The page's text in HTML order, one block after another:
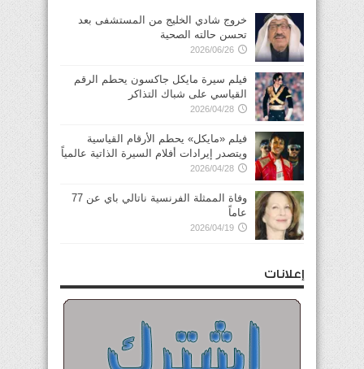
خروج شادي الخليج من المستشفى بعد
تحسن حالته الصحية
2026/06/26
فيلم سيرة مايكل جاكسون يحطم الرقم
القياسي على شباك التذاكر
2026/04/28
فيلم «مايكل» يحطم الأرقام القياسية
ويتصدر إيرادات أفلام السيرة الذاتية عالمياً
2026/04/28
وفاة الممثلة الفرنسية ناتالي باي عن 77
عاماً
2026/04/19
إعلانات